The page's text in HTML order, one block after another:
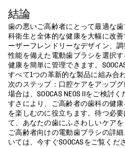
結論
歯の悪いご高齢者にとって最適な
科衛生と全体的な健康を大幅に改
ーザーフレンドリーなデザイン、
性能を備えた電動歯ブラシを選択
健康を簡単に管理できます。
すべて1つの革新的な製品に組み合
次のステップ：口腔ケアをアップ
場合は、SOOCAS NEOS IIをご検討
すさにより、ご高齢者の歯科の健
を楽しむのに役立ちます。待つ必
て、あなたの歯にふさわしいケアを
ご高齢者向けの電動歯ブラシの詳
いては、今すぐSOOCASをご覧くだ